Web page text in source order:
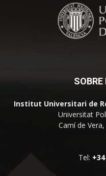
Institut Universitari de
Universitat
Camí de
Tel: